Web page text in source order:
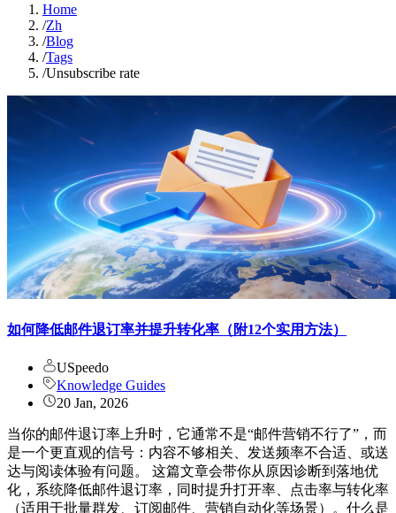
Home
/Zh
/Blog
/Tags
/Unsubscribe rate
如何降低邮件退订率并提升转化率（附12个实用方法）
USpeedo
Knowledge Guides
20 Jan, 2026
当你的邮件退订率上升时，它通常不是“邮件营销不行了”，而
是一个更直观的信号：内容不够相关、发送频率不合适、或送
达与阅读体验有问题。 这篇文章会带你从原因诊断到落地优
化，系统降低邮件退订率，同时提升打开率、点击率与转化率
（适用于批量群发、订阅邮件、营销自动化等场景）。什么是